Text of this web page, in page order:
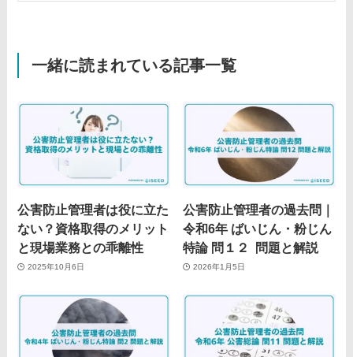
一緒に読まれている記事一覧
公害防止管理者は役に立た
ない？資格取得のメリット
と現場業務との乖離性
2025年10月6日
公害防止管理者の過去問｜
令和6年 ばいじん・粉じん
特論 問１２ 問題と解説
2026年1月5日